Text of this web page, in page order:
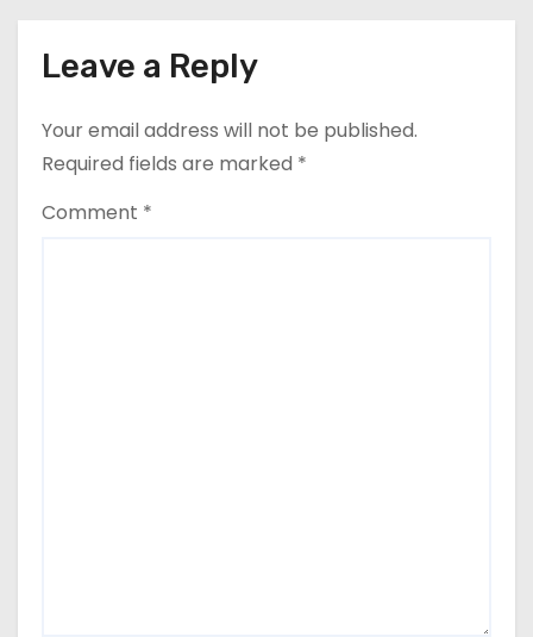
Leave a Reply
Your email address will not be published.
Required fields are marked *
Comment *